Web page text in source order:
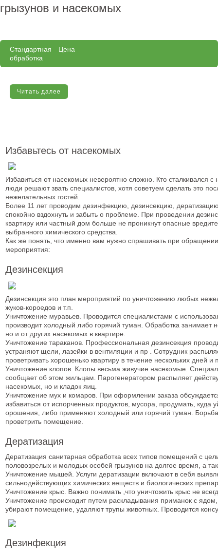
грызунов и насекомых
Стандартная
обработка
Цена
Читать далее
Избавьтесь от насекомых
Избавиться от насекомых невероятно сложно. Кто сталкивался
люди решают звать специалистов, хотя советуем сделать это
нежелательных гостей.
Более 11 лет проводим дезинфекцию, дезинсекцию,
спокойно вздохнуть и забыть о проблеме. При проведении
квартиру или частный дом больше не проникнут опасные
выбранного химического средства.
Как же понять, что именно вам нужно спрашивать при
мероприятия:
Дезинсекция
Дезинсекция это план мероприятий по уничтожению любых
жуков-короедов и т.п.
Уничтожение муравьев. Проводится специалистами с
производит холодный либо горячий туман. Обработка занимает
но и от других насекомых в квартире.
Уничтожение тараканов. Профессиональная дезинсекция
устраняют щели, лазейки в вентиляции и пр . Сотрудник
проветривать хорошенько квартиру в течение нескольких дней
Уничтожение клопов. Клопы весьма живучие насекомые.
сообщает об этом жильцам. Парогенератором распыляет
насекомых, но и кладок яиц.
Уничтожение мух и комаров. При оформлении заказа
избавиться от испорченных продуктов, мусора, продумать,
орошения, либо применяют холодный или горячий туман.
проветрить помещение.
Дератизация
Дератизация санитарная обработка всех типов помещений с
половозрелых и молодых особей грызунов на долгое время, а
Уничтожение мышей. Услуги дератизации включают в себя
сильнодействующих химических веществ и биологических
Уничтожение крыс. Важно понимать ,что уничтожить крыс не
Уничтожение происходит путем раскладывания приманок с
убирают помещение, удаляют трупы животных. Проводится
Дезинфекция